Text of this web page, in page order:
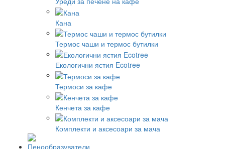
Кана
Термос чаши и термос бутилки
Екологични ястия Ecotree
Термоси за кафе
Кенчета за кафе
Комплекти и аксесоари за мача